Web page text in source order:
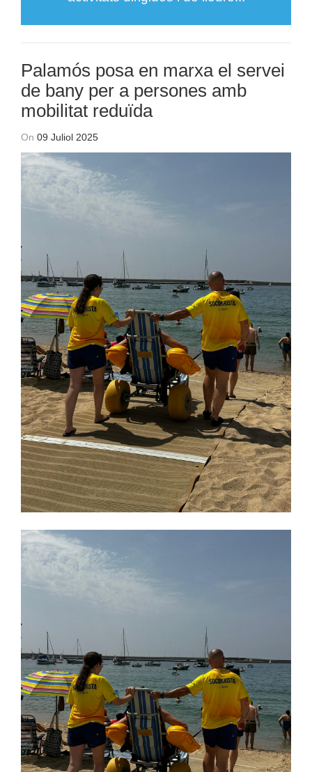
Palamós posa en marxa el servei
de bany per a persones amb
mobilitat reduïda
On 09 Juliol 2025